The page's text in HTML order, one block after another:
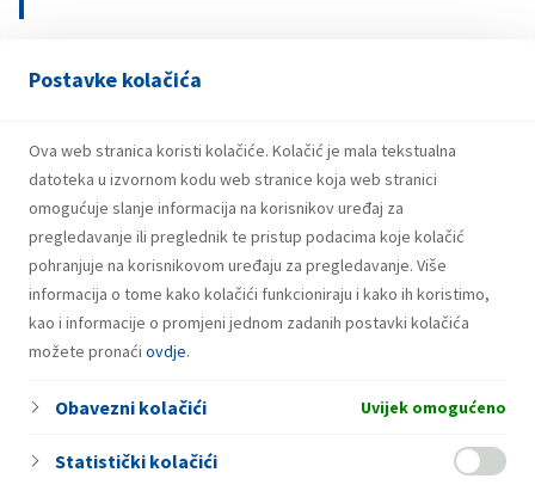
Postavke kolačića
Ova web stranica koristi kolačiće. Kolačić je mala tekstualna
datoteka u izvornom kodu web stranice koja web stranici
omogućuje slanje informacija na korisnikov uređaj za
pregledavanje ili preglednik te pristup podacima koje kolačić
pohranjuje na korisnikovom uređaju za pregledavanje. Više
informacija o tome kako kolačići funkcioniraju i kako ih koristimo,
kao i informacije o promjeni jednom zadanih postavki kolačića
možete pronaći ovdje.
Obavezni kolačići Uvijek omogućeno
Statistički kolačići
29.07.2026.
prvom polugodištu 2026.